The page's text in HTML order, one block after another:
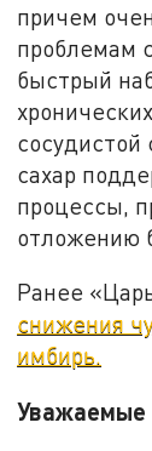
причем
проблемам
быстрый
сахар
процессы,
отложению
Ранее
снижения
имбирь.
Уважаемые